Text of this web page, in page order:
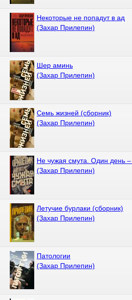
Некоторые не попадут в ад
(Захар Прилепин)
Шер аминь
(Захар Прилепин)
Семь жизней (сборник)
(Захар Прилепин)
Не чужая смута. Один день –
(Захар Прилепин)
Летучие бурлаки (сборник)
(Захар Прилепин)
Патологии
(Захар Прилепин)